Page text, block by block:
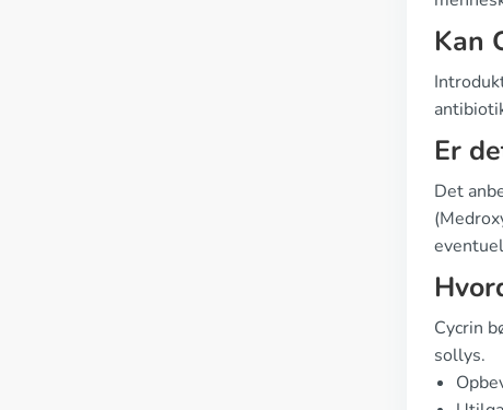
Kan
Er
Det
Cycrin
sollys.